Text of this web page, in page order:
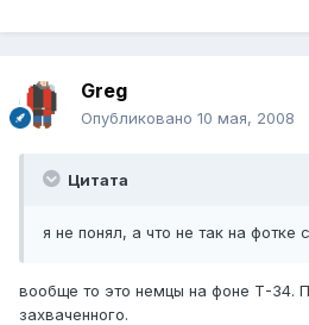
Greg
Опубликовано 10 мая, 2008
Цитата
я не понял, а что не так на фотке
вообще то это немцы на фоне Т-34.
захваченного.